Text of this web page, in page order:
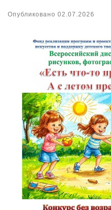
Опубликовано 02.07.2026